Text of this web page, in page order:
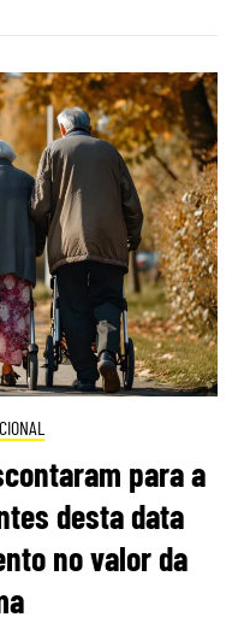
para a
desta data
no valor da